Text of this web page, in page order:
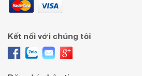
Kết nối với chúng tôi